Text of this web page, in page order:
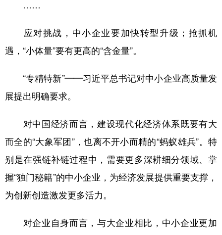
应对挑战，中小企业要加快转型升级；抢抓机
遇，“小体量”要有更高的“含金量”。
“专精特新”——习近平总书记对中小企业高质量发
展提出明确要求。
对中国经济而言，建设现代化经济体系既要有大
而全的“大象军团”，也离不开小而精的“蚂蚁雄兵”。特
别是在强链补链过程中，需要更多深耕细分领域、掌
握“独门秘籍”的中小企业，为经济发展提供重要支撑，
为创新创造激发更多活力。
对企业自身而言，与大企业相比，中小企业更加